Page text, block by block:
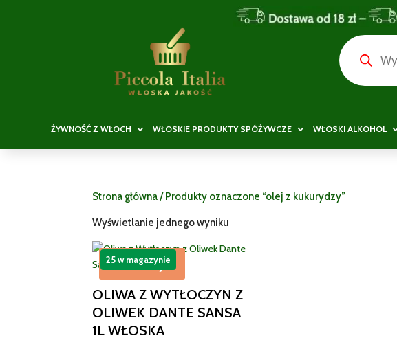
Wyszukiwarka
produktów
ŻYWNOŚĆ Z WŁOCH WŁOSKIE PRODUKTY SPÓŻYWCZE WŁOSKI ALKOHOL
Strona główna/ Produkty oznaczone “olej z kukurydzy”
Wyświetlanie jednego wyniku
Promocja!
OLIWA Z WYTŁOCZYN Z
OLIWEK DANTE SANSA
1L WŁOSKA
25 w magazynie